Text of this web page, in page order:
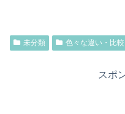
未分類 色々な違い・比較
スポ